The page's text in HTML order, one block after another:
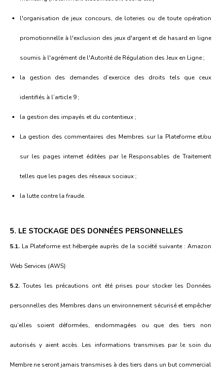
l'organisation de jeux concours, de loteries ou de toute opération
promotionnelle à l'exclusion des jeux d'argent et de hasard en ligne
soumis à l'agrément de l'Autorité de Régulation des Jeux en Ligne ;
la gestion des demandes d’exercice des droits tels que ceux
identifiés à l’article 9 ;
la gestion des impayés et du contentieux ;
La gestion des commentaires des Membres sur la Plateforme et/ou
sur les pages internet éditées par le Responsables de Traitement
telles que les pages des réseaux sociaux ;
la lutte contre la fraude.
5. LE STOCKAGE DES DONNÉES PERSONNELLES
5.1. La Plateforme est hébergée auprès de la société suivante : Amazon
Web Services (AWS)
5.2. Toutes les précautions ont été prises pour stocker les Données
personnelles des Membres dans un environnement sécurisé et empêcher
qu’elles soient déformées, endommagées ou que des tiers non
autorisés y aient accès. Les informations transmises par le soin du
Membre ne seront jamais transmises à des tiers dans un but commercial